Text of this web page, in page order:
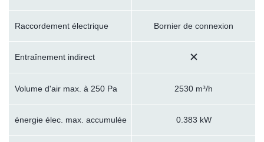
Raccordement électrique Bornier de connexion
Entraînement indirect
Volume d'air max. à 250 Pa 2530 m³/h
énergie élec. max. accumulée 0.383 kW